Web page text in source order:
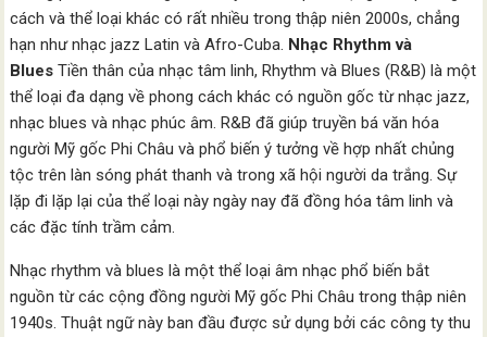
cách và thể loại khác có rất nhiều trong thập niên 2000s, chẳng
hạn như nhạc jazz Latin và Afro-Cuba. Nhạc Rhythm và
Blues Tiền thân của nhạc tâm linh, Rhythm và Blues (R&B) là một
thể loại đa dạng về phong cách khác có nguồn gốc từ nhạc jazz,
nhạc blues và nhạc phúc âm. R&B đã giúp truyền bá văn hóa
người Mỹ gốc Phi Châu và phổ biến ý tưởng về hợp nhất chủng
tộc trên làn sóng phát thanh và trong xã hội người da trắng. Sự
lặp đi lặp lại của thể loại này ngày nay đã đồng hóa tâm linh và
các đặc tính trầm cảm.
Nhạc rhythm và blues là một thể loại âm nhạc phổ biến bắt
nguồn từ các cộng đồng người Mỹ gốc Phi Châu trong thập niên
1940s. Thuật ngữ này ban đầu được sử dụng bởi các công ty thu